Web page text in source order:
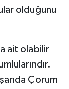
olduğunu
ait olabilir
Çorum